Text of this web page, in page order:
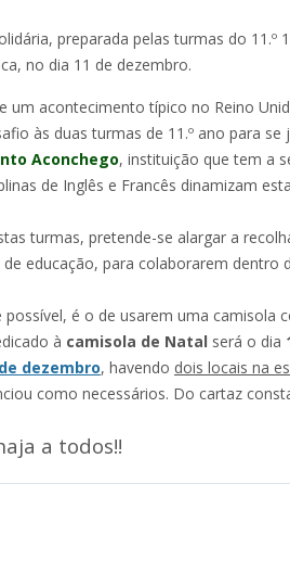
preparada pelas turmas do 11.º
no dia 11 de dezembro.
um acontecimento típico no Reino
às duas turmas de 11.º ano para se
Aconchego, instituição que tem a
de Inglês e Francês dinamizam
turmas, pretende-se alargar a
educação, para colaborarem dentro
possível, é o de usarem uma
à camisola de Natal será o dia
dezembro, havendo dois locais na
como necessários. Do cartaz
a todos!!